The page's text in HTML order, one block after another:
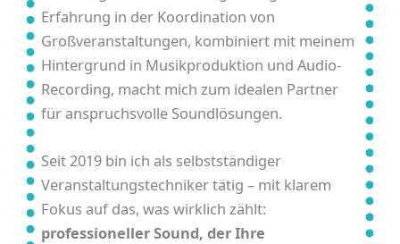
Erfahrung in der Koordination von
Großveranstaltungen, kombiniert mit meinem
Hintergrund in Musikproduktion und Audio-
Recording, macht mich zum idealen Partner
für anspruchsvolle Soundlösungen.
Seit 2019 bin ich als selbstständiger
Veranstaltungstechniker tätig – mit klarem
Fokus auf das, was wirklich zählt:
professioneller Sound, der Ihre